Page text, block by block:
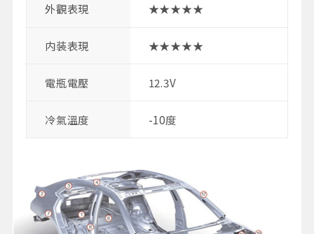
外觀表現 ★★★★★
内装表現 ★★★★★
電瓶電壓 12.3V
冷氣溫度 -10度